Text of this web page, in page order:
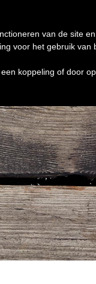
van de site
voor het gebruik van
koppeling of door